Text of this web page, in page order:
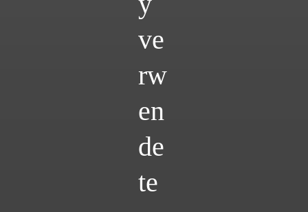
ve
rw
en
de
te